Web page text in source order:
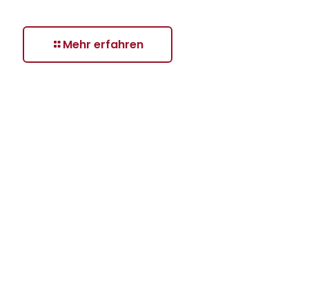
Mehr erfahren